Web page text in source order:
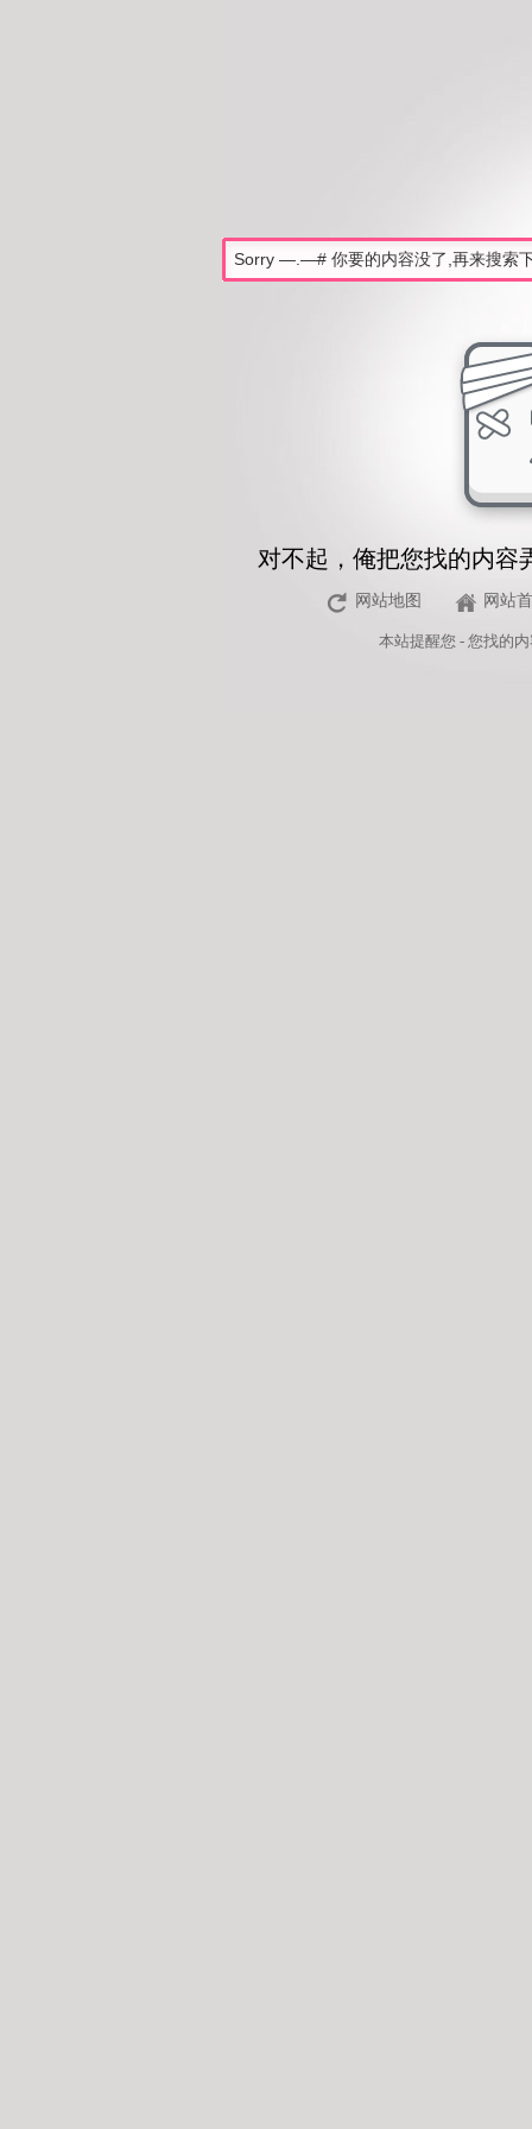
对不起，俺把您找的内容
网站地图 网站
本站提醒您 - 您找的